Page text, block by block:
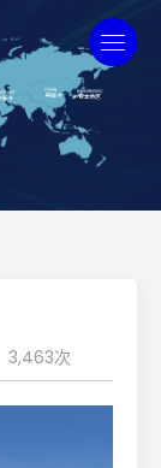
3,463次